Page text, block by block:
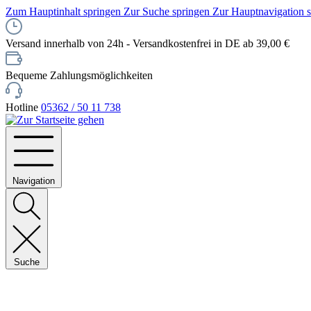
Zum Hauptinhalt springen Zur Suche springen Zur Hauptnavigation
Versand innerhalb von 24h - Versandkostenfrei in DE ab 39,00 €
Bequeme Zahlungsmöglichkeiten
Hotline 05362 / 50 11 738
Navigation
Suche